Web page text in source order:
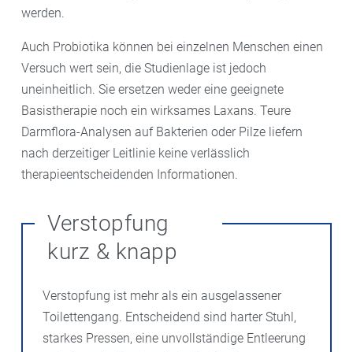
werden.
Auch Probiotika können bei einzelnen Menschen einen
Versuch wert sein, die Studienlage ist jedoch
uneinheitlich. Sie ersetzen weder eine geeignete
Basistherapie noch ein wirksames Laxans. Teure
Darmflora-Analysen auf Bakterien oder Pilze liefern
nach derzeitiger Leitlinie keine verlässlich
therapieentscheidenden Informationen.
Verstopfung
kurz & knapp
Verstopfung ist mehr als ein ausgelassener
Toilettengang. Entscheidend sind harter Stuhl,
starkes Pressen, eine unvollständige Entleerung